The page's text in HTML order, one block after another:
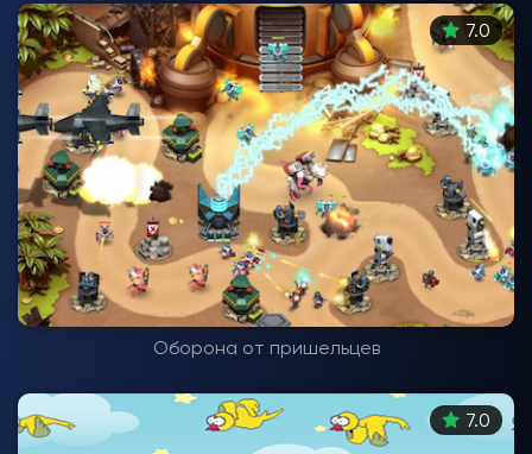
7.0
Оборона от пришельцев
7.0